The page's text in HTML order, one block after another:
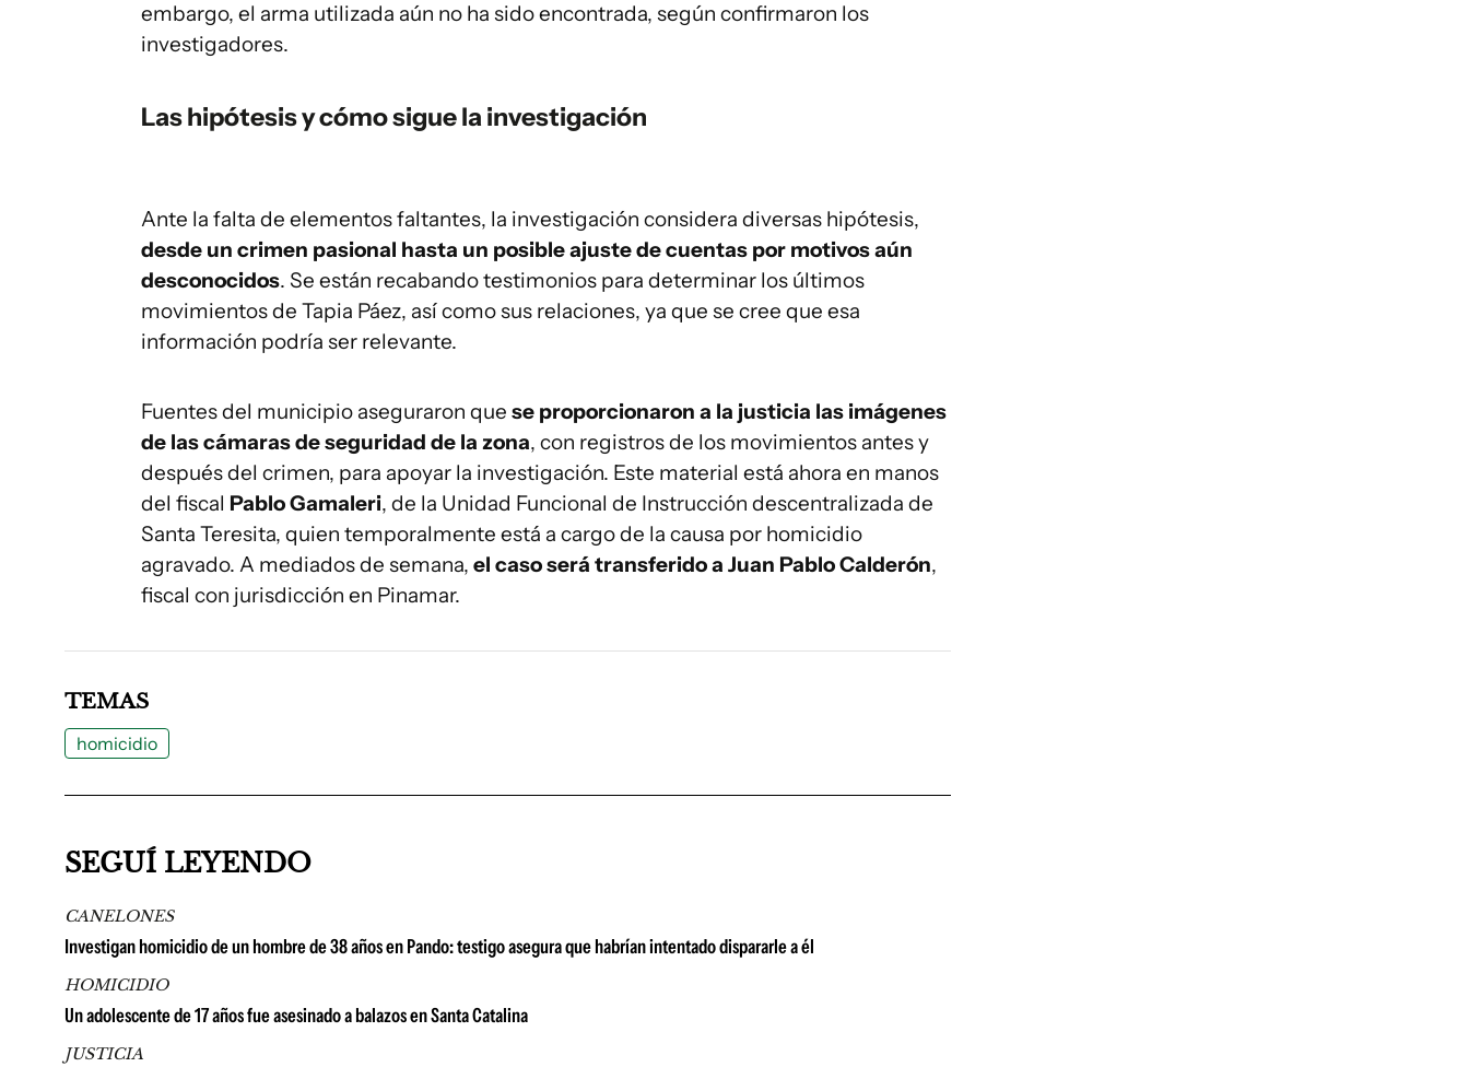
embargo, el arma utilizada aún no ha sido encontrada, según confirmaron los
investigadores.
Las hipótesis y cómo sigue la investigación
Ante la falta de elementos faltantes, la investigación considera diversas hipótesis,
desde un crimen pasional hasta un posible ajuste de cuentas por motivos aún
desconocidos. Se están recabando testimonios para determinar los últimos
movimientos de Tapia Páez, así como sus relaciones, ya que se cree que esa
información podría ser relevante.
Fuentes del municipio aseguraron que se proporcionaron a la justicia las imágenes
de las cámaras de seguridad de la zona, con registros de los movimientos antes y
después del crimen, para apoyar la investigación. Este material está ahora en manos
del fiscal Pablo Gamaleri, de la Unidad Funcional de Instrucción descentralizada de
Santa Teresita, quien temporalmente está a cargo de la causa por homicidio
agravado. A mediados de semana, el caso será transferido a Juan Pablo Calderón,
fiscal con jurisdicción en Pinamar.
TEMAS
homicidio
SEGUÍ LEYENDO
CANELONES
Investigan homicidio de un hombre de 38 años en Pando: testigo asegura que habrían intentado dispararle a él
HOMICIDIO
Un adolescente de 17 años fue asesinado a balazos en Santa Catalina
JUSTICIA